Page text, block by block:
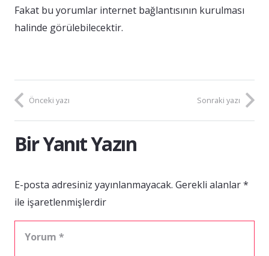
Fakat bu yorumlar internet bağlantısının kurulması
halinde görülebilecektir.
Önceki yazı Sonraki yazı
Bir Yanıt Yazın
E-posta adresiniz yayınlanmayacak. Gerekli alanlar*
ile işaretlenmişlerdir